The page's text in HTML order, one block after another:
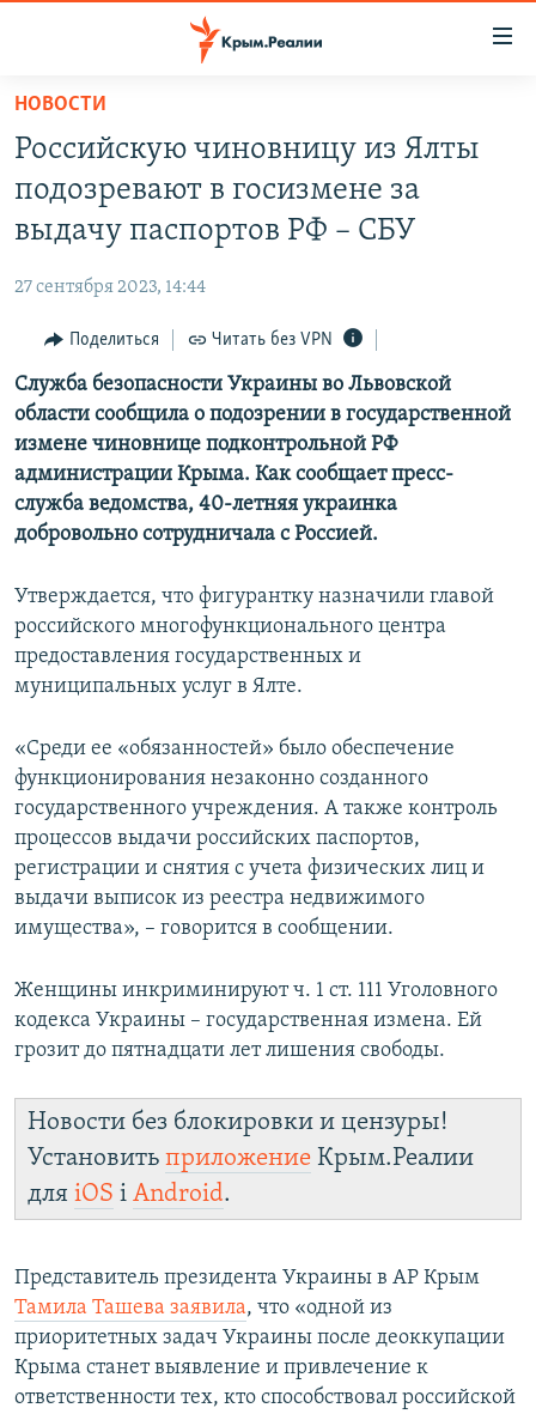
Вернуться
основному
содержанию
главной
навигации
Вернутся
поиску
СПЕЦПРОЕКТЫ
11 ЛЕТ ОККУПАЦИИ КРЫМА. 11 ИСТОРИЙ СОПРОТИВЛЕНИЯ
ЕЩЕ
ИНТЕРАКТИВ
ИНФОГРАФИКА
ТЕЛЕПРОЕКТ КРЫМ.РЕАЛИИ
СОВЕТЫ ПРАВОЗАЩИТНИКОВ
ПРОПАВШИЕ БЕЗ ВЕСТИ
КРЫМ.НЕПОКОРЕННЫЙ
УКРАИНСКАЯ ПРОБЛЕМА КРЫМА
РАДІО СВОБОДА
КАК ОБОЙТИ БЛОКИРОВКУ
Українською
Qırımtatar
НОВОСТИ
Российскую чиновницу из Ялты
подозревают в госизмене за
выдачу паспортов РФ – СБУ
27 сентября 2023, 14:44
Поделиться Читать без VPN
Служба безопасности Украины во Львовской
области сообщила о подозрении в государственной
измене чиновнице подконтрольной РФ
администрации Крыма. Как сообщает пресс-
служба ведомства, 40-летняя украинка
добровольно сотрудничала с Россией.
Утверждается, что фигурантку назначили главой
российского многофункционального центра
предоставления государственных и
муниципальных услуг в Ялте.
«Среди ее «обязанностей» было обеспечение
функционирования незаконно созданного
государственного учреждения. А также контроль
процессов выдачи российских паспортов,
регистрации и снятия с учета физических лиц и
выдачи выписок из реестра недвижимого
имущества», – говорится в сообщении.
Женщины инкриминируют ч. 1 ст. 111 Уголовного
кодекса Украины – государственная измена. Ей
грозит до пятнадцати лет лишения свободы.
Новости без блокировки и цензуры!
Установить приложение Крым.Реалии
для iOS і Android.
Представитель президента Украины в АР Крым
Тамила Ташева заявила, что «одной из
приоритетных задач Украины после деоккупации
Крыма станет выявление и привлечение к
ответственности тех, кто способствовал российской